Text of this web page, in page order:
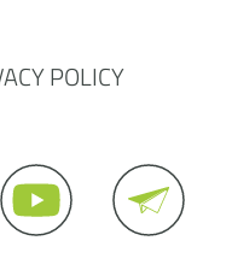
POLICY